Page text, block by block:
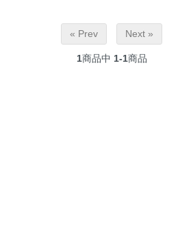
« Prev Next »
1商品中 1-1商品